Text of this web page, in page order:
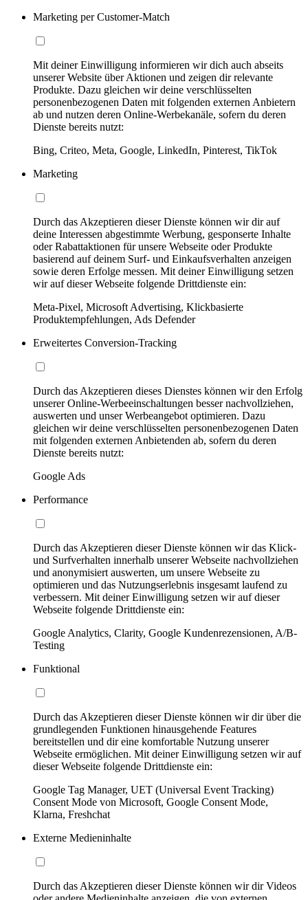
Marketing per Customer-Match
Mit deiner Einwilligung informieren wir dich auch abseits
unserer Website über Aktionen und zeigen dir relevante
Produkte. Dazu gleichen wir deine verschlüsselten
personenbezogenen Daten mit folgenden externen Anbietern
ab und nutzen deren Online-Werbekanäle, sofern du deren
Dienste bereits nutzt:
Bing, Criteo, Meta, Google, LinkedIn, Pinterest, TikTok
Marketing
Durch das Akzeptieren dieser Dienste können wir dir auf
deine Interessen abgestimmte Werbung, gesponserte Inhalte
oder Rabattaktionen für unsere Webseite oder Produkte
basierend auf deinem Surf- und Einkaufsverhalten anzeigen
sowie deren Erfolge messen. Mit deiner Einwilligung setzen
wir auf dieser Webseite folgende Drittdienste ein:
Meta-Pixel, Microsoft Advertising, Klickbasierte
Produktempfehlungen, Ads Defender
Erweitertes Conversion-Tracking
Durch das Akzeptieren dieses Dienstes können wir den Erfolg
unserer Online-Werbeeinschaltungen besser nachvollziehen,
auswerten und unser Werbeangebot optimieren. Dazu
gleichen wir deine verschlüsselten personenbezogenen Daten
mit folgenden externen Anbietenden ab, sofern du deren
Dienste bereits nutzt:
Google Ads
Performance
Durch das Akzeptieren dieser Dienste können wir das Klick-
und Surfverhalten innerhalb unserer Webseite nachvollziehen
und anonymisiert auswerten, um unsere Webseite zu
optimieren und das Nutzungserlebnis insgesamt laufend zu
verbessern. Mit deiner Einwilligung setzen wir auf dieser
Webseite folgende Drittdienste ein:
Google Analytics, Clarity, Google Kundenrezensionen, A/B-
Testing
Funktional
Durch das Akzeptieren dieser Dienste können wir dir über die
grundlegenden Funktionen hinausgehende Features
bereitstellen und dir eine komfortable Nutzung unserer
Webseite ermöglichen. Mit deiner Einwilligung setzen wir auf
dieser Webseite folgende Drittdienste ein:
Google Tag Manager, UET (Universal Event Tracking)
Consent Mode von Microsoft, Google Consent Mode,
Klarna, Freshchat
Externe Medieninhalte
Durch das Akzeptieren dieser Dienste können wir dir Videos